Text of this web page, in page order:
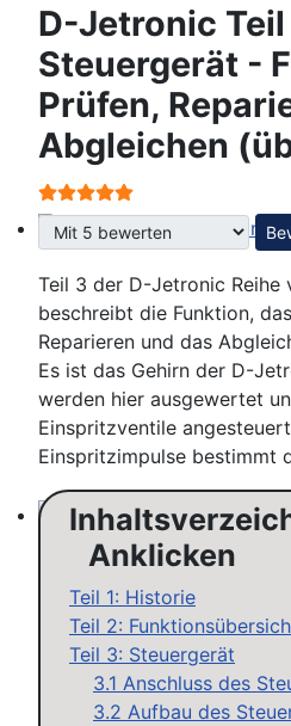
Steuergeräte D-Jetronic &
Saugrohrdruckfühler Typ
D-Jetronic Teil
Steuergerät -
Prüfen,
Abgleichen
Bewertung:
Bitte bewerten
Teil 3 der D-Jetronic Reihe
beschreibt die Funktion,
Reparieren und das
Es ist das Gehirn der D-
werden hier ausgewertet
Einspritzventile
Einspritzimpulse bestimmt
Anklicken
Teil 1: Historie
Teil 2:
Teil 3: Steuergerät
3.1 Anschluss des
3.2 Aufbau des